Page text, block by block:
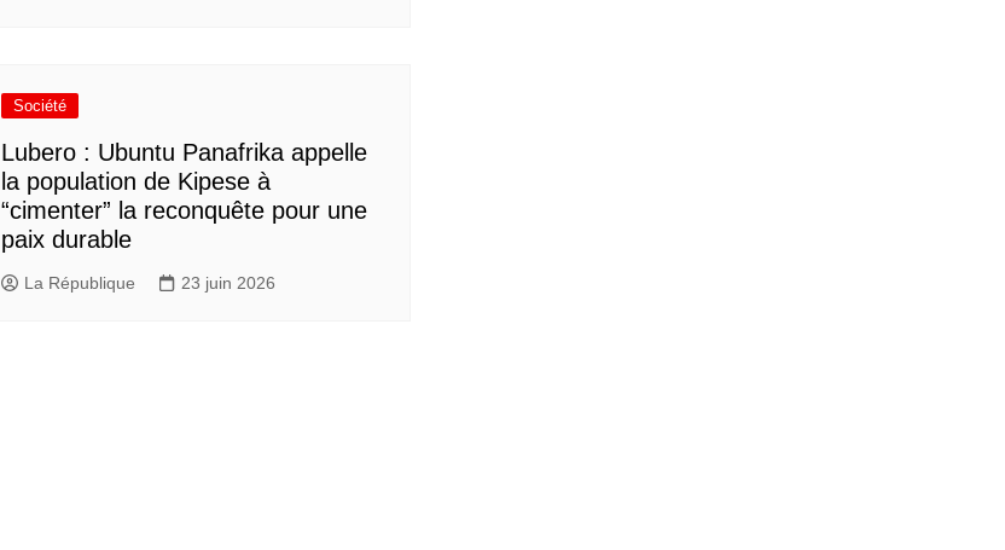
Société
Lubero : Ubuntu Panafrika appelle
la population de Kipese à
“cimenter” la reconquête pour une
paix durable
La République 23 juin 2026